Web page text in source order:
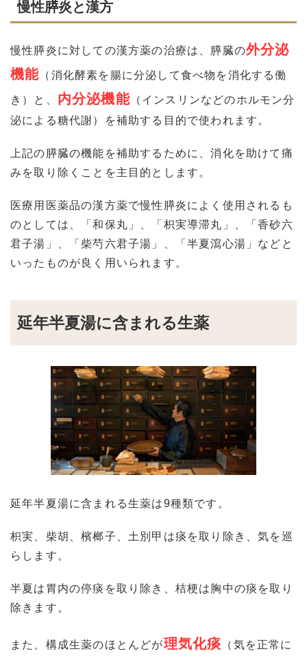
慢性膵炎と漢方
慢性膵炎に対しての漢方薬の治療は、膵臓の外分泌
機能 （消化酵素を腸に分泌して食べ物を消化する働
き）と、 内分泌機能（インスリンなどのホルモン分
泌による糖代謝）を補助する目的で使われます。
上記の膵臓の機能を補助するために、消化を助けて痛
みを取り除くことを主目的とします。
医療用医薬品の漢方薬で慢性膵炎によく使用されるも
のとしては、「和保丸」、「枳実導滞丸」、「香砂六
君子湯」、「柴芍六君子湯」、「半夏瀉心湯」などと
いったものが良く用いられます。
延年半夏湯に含まれる生薬
延年半夏湯に含まれる生薬は9種類です。
枳実、柴胡、檳榔子、土別甲は痰を取り除き、気を巡
らします。
半夏は胃内の停痰を取り除き、桔梗は胸中の痰を取り
除きます。
また、構成生薬のほとんどが理気化痰 （気を正常に